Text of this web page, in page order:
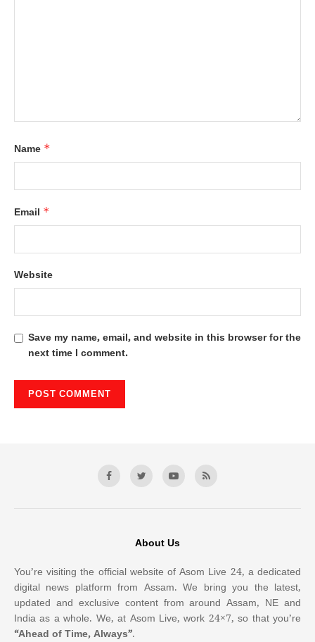
Name *
Email *
Website
Save my name, email, and website in this browser for the
next time I comment.
About Us
You’re visiting the official website of Asom Live 24, a dedicated
digital news platform from Assam. We bring you the latest,
updated and exclusive content from around Assam, NE and
India as a whole. We, at Asom Live, work 24×7, so that you’re
“Ahead of Time, Always”.